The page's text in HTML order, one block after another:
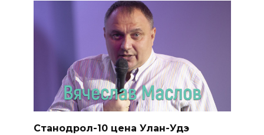
Станодрол-10 цена Улан-Удэ